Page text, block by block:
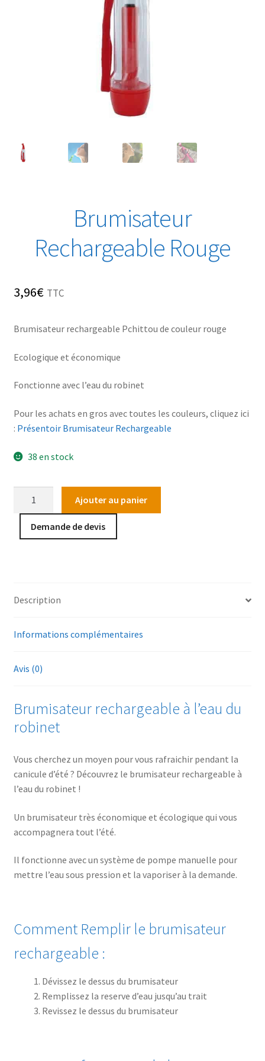
Brumisateur
Rechargeable Rouge
3,96€ TTC
Brumisateur rechargeable Pchittou de couleur rouge
Ecologique et économique
Fonctionne avec l’eau du robinet
Pour les achats en gros avec toutes les couleurs, cliquez ici
: Présentoir Brumisateur Rechargeable
38 en stock
Brumisateur
Rechargeable
Ajouter au panier
Demande de devis
Description
Informations complémentaires
Avis (0)
Brumisateur rechargeable à l’eau du
robinet
Vous cherchez un moyen pour vous rafraichir pendant la
canicule d’été ? Découvrez le brumisateur rechargeable à
l’eau du robinet !
Un brumisateur très économique et écologique qui vous
accompagnera tout l’été.
Il fonctionne avec un système de pompe manuelle pour
mettre l’eau sous pression et la vaporiser à la demande.
Comment Remplir le brumisateur
rechargeable :
Dévissez le dessus du brumisateur
Remplissez la reserve d’eau jusqu’au trait
Revissez le dessus du brumisateur